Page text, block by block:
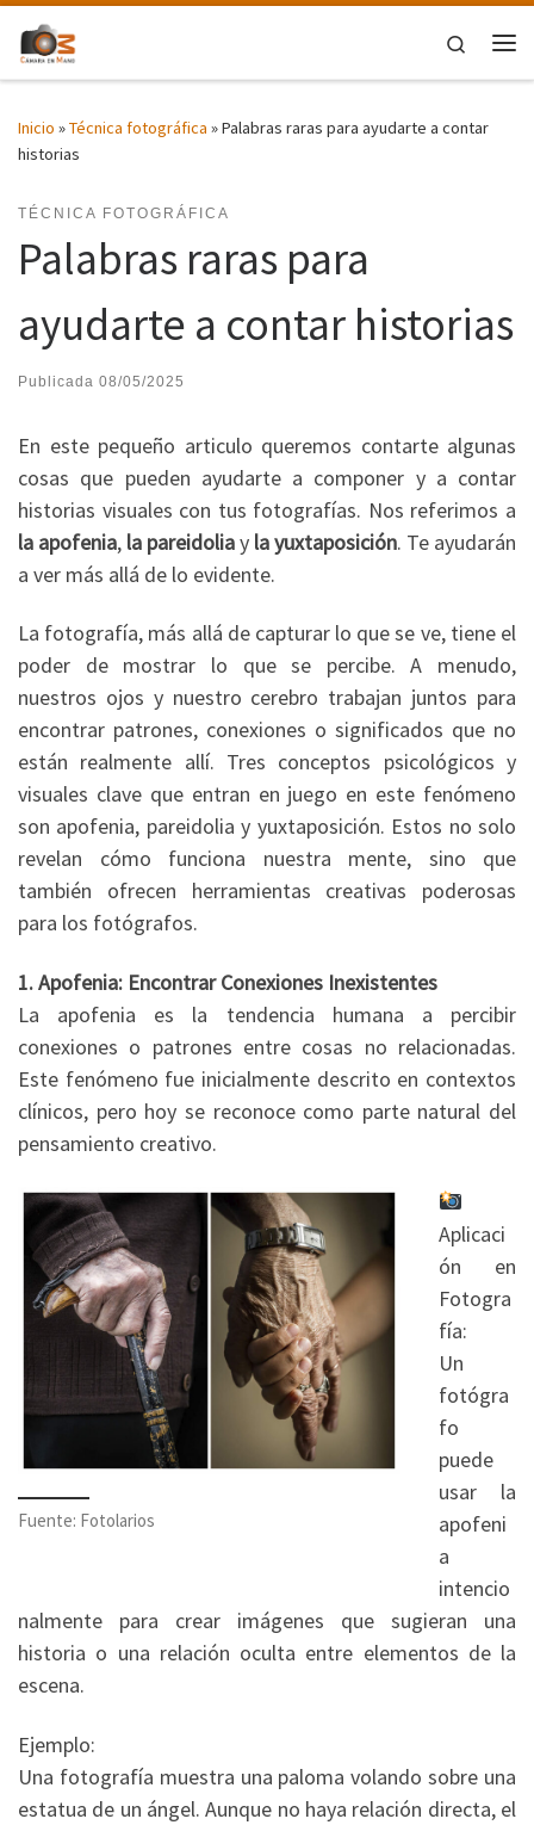
Saltar al contenido
Search
Inicio »Técnica fotográfica »Palabras raras para ayudarte a contar
historias
TÉCNICA FOTOGRÁFICA
Palabras raras para
ayudarte a contar historias
Publicada 08/05/2025
En este pequeño articulo queremos contarte algunas
cosas que pueden ayudarte a componer y a contar
historias visuales con tus fotografías. Nos referimos a
la apofenia, la pareidoliay la yuxtaposición. Te ayudarán
a ver más allá de lo evidente.
La fotografía, más allá de capturar lo que se ve, tiene el
poder de mostrar lo que se percibe. A menudo,
nuestros ojos y nuestro cerebro trabajan juntos para
encontrar patrones, conexiones o significados que no
están realmente allí. Tres conceptos psicológicos y
visuales clave que entran en juego en este fenómeno
son apofenia, pareidolia y yuxtaposición. Estos no solo
revelan cómo funciona nuestra mente, sino que
también ofrecen herramientas creativas poderosas
para los fotógrafos.
1. Apofenia: Encontrar Conexiones Inexistentes
La apofenia es la tendencia humana a percibir
conexiones o patrones entre cosas no relacionadas.
Este fenómeno fue inicialmente descrito en contextos
clínicos, pero hoy se reconoce como parte natural del
pensamiento creativo.
Fuente: Fotolarios
Aplicaci
ón en
Fotogra
fía:
Un
fotógra
fo
puede
usar la
apofeni
a
intencio
nalmente para crear imágenes que sugieran una
historia o una relación oculta entre elementos de la
escena.
Ejemplo:
Una fotografía muestra una paloma volando sobre una
estatua de un ángel. Aunque no haya relación directa, el